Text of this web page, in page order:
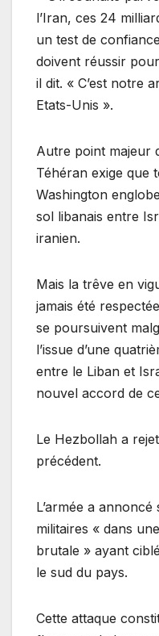
l’Iran, ces 24
un test de
doivent réussir
il dit. « C’est notre
Etats-Unis ».
Autre point majeur
Téhéran exige que
Washington
sol libanais entre
iranien.
Mais la trêve en
jamais été
se poursuivent
l’issue d’une
entre le Liban et
nouvel accord de
Le Hezbollah a
précédent.
L’armée a
militaires « dans
brutale » ayant
le sud du pays.
Cette attaque